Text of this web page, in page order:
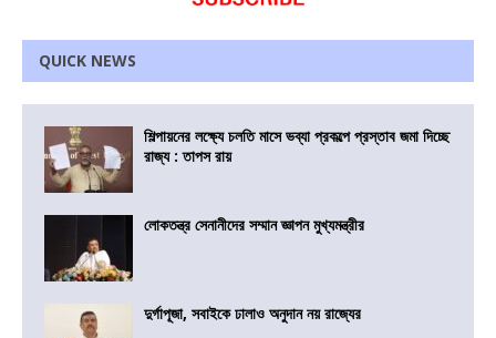
QUICK NEWS
শিল্পায়নের লক্ষ্যে চলতি মাসে ভব্যা প্রকল্পে প্রস্তাব জমা দিচ্ছে
রাজ্য : তাপস রায়
লোকতন্ত্র সেনানীদের সম্মান জ্ঞাপন মুখ্যমন্ত্রীর
দুর্গাপূজা, সবাইকে ঢালাও অনুদান নয় রাজ্যের